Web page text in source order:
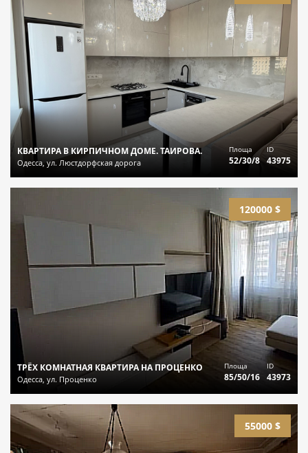
КВАРТИРА В КИРПИЧНОМ ДОМЕ. ТАИРОВА.
Одесса, ул. Люстдорфская дорога
Площа
52/30/8
ID
43975
120000 $
ТРЁХ КОМНАТНАЯ КВАРТИРА НА ПРОЦЕНКО
Одесса, ул. Проценко
Площа
85/50/16
ID
43973
55000 $